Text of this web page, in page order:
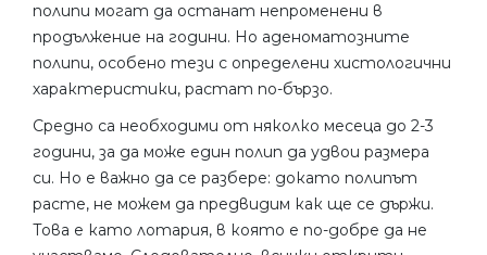
полипи могат да останат непроменени в
продължение на години. Но аденоматозните
полипи, особено тези с определени хистологични
характеристики, растат по-бързо.
Средно са необходими от няколко месеца до 2-3
години, за да може един полип да удвои размера
си. Но е важно да се разбере: докато полипът
расте, не можем да предвидим как ще се държи.
Това е като лотария, в която е по-добре да не